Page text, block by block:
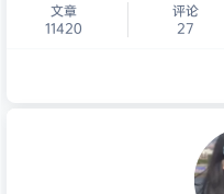
文章
11420
评论
27